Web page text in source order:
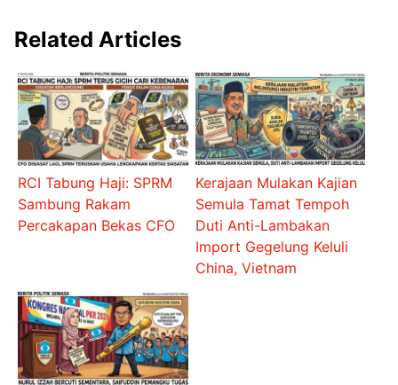
Related Articles
RCI Tabung Haji: SPRM
Sambung Rakam
Percakapan Bekas CFO
Kerajaan Mulakan Kajian
Semula Tamat Tempoh
Duti Anti-Lambakan
Import Gegelung Keluli
China, Vietnam